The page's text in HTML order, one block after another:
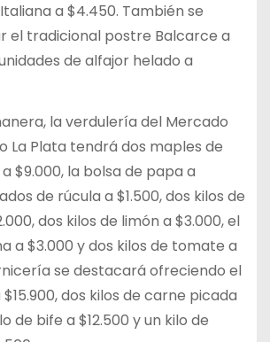
a $4.450. También se
el tradicional postre Balcarce a
de alfajor helado a
la verdulería del Mercado
La Plata tendrá dos maples de
$9.000, la bolsa de papa a
de rúcula a $1.500, dos kilos de
dos kilos de limón a $3.000, el
a $3.000 y dos kilos de tomate a
se destacará ofreciendo el
dos kilos de carne picada
de bife a $12.500 y un kilo de